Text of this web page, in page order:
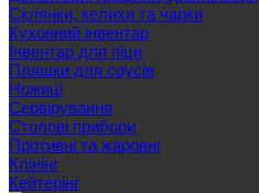
Склянки, келихи та чарки
Кухонний інвентар
Інвентар для піци
Пляшки для соусів
Ножиці
Сервірування
Cтолові прибори
Противні та жаровні
Клінінг
Кейтерінг